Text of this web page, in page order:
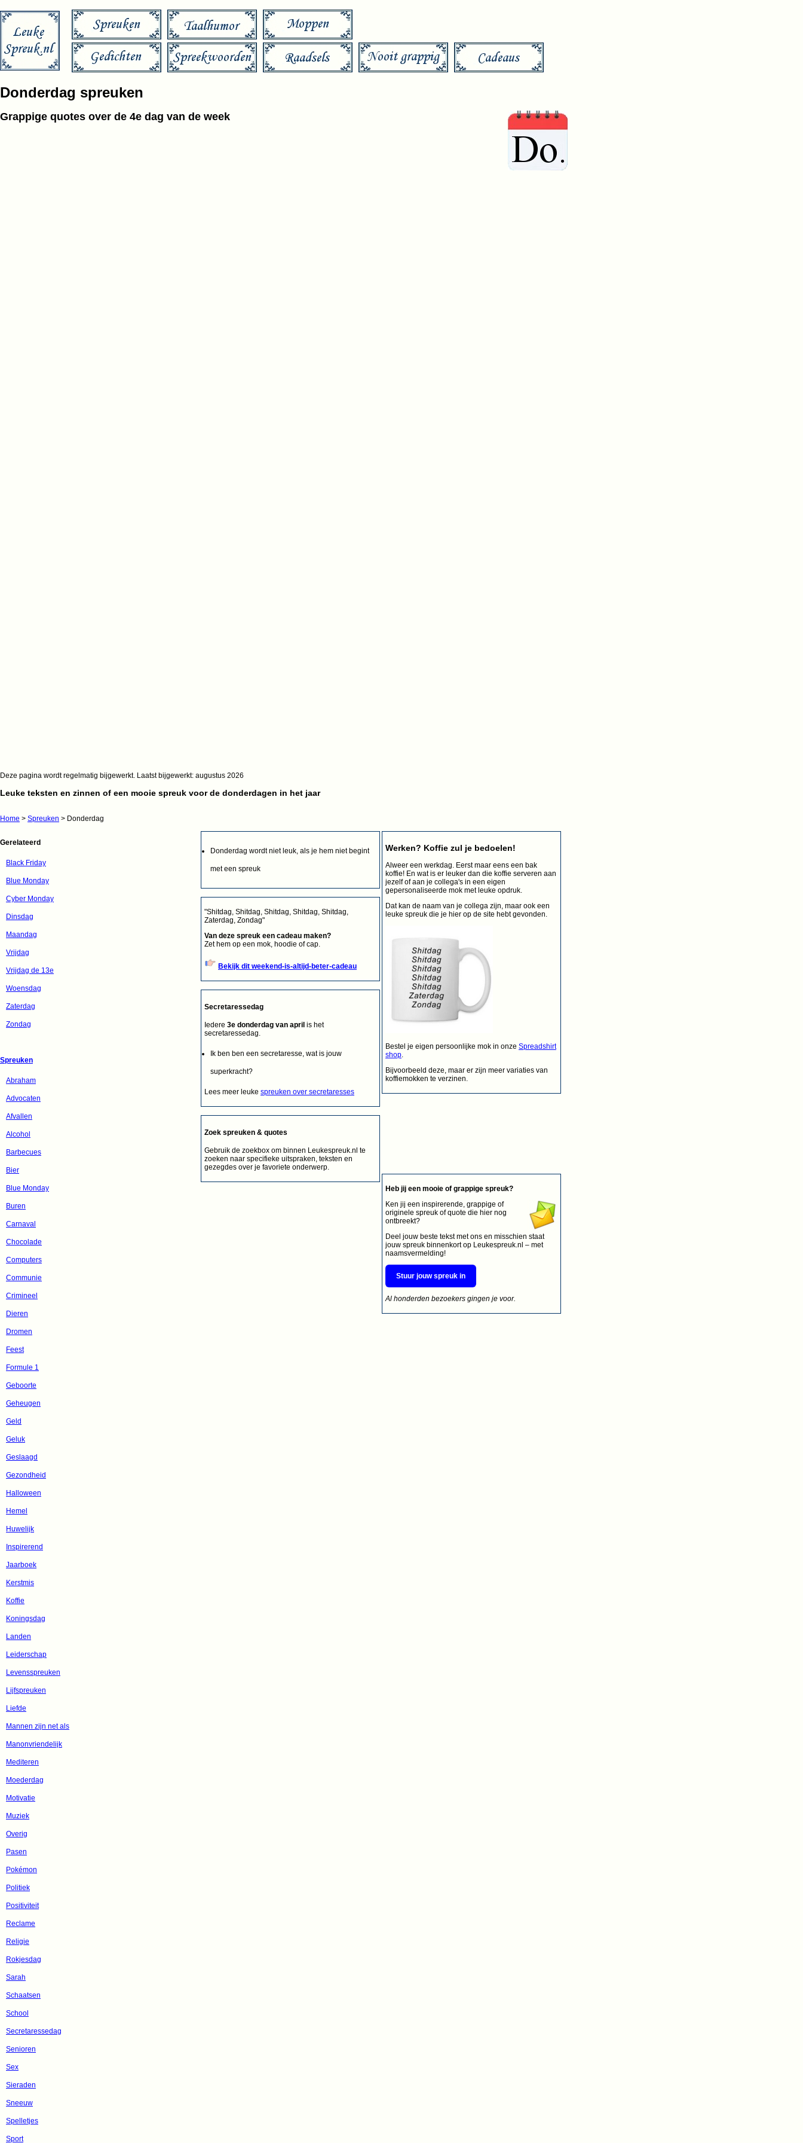
Donderdag spreuken
Grappige quotes over de 4e dag van de week
Deze pagina wordt regelmatig bijgewerkt. Laatst bijgewerkt: augustus 2026
Leuke teksten en zinnen of een mooie spreuk voor de donderdagen in het jaar
Home > Spreuken > Donderdag
Gerelateerd
Black Friday
Blue Monday
Cyber Monday
Dinsdag
Maandag
Vrijdag
Vrijdag de 13e
Woensdag
Zaterdag
Zondag
Spreuken
Abraham
Advocaten
Afvallen
Alcohol
Barbecues
Bier
Blue Monday
Buren
Carnaval
Chocolade
Computers
Communie
Crimineel
Dieren
Dromen
Feest
Formule 1
Geboorte
Geheugen
Geld
Geluk
Geslaagd
Gezondheid
Halloween
Hemel
Huwelijk
Inspirerend
Jaarboek
Kerstmis
Koffie
Koningsdag
Landen
Leiderschap
Levensspreuken
Lijfspreuken
Liefde
Mannen zijn net als
Manonvriendelijk
Mediteren
Moederdag
Motivatie
Muziek
Overig
Pasen
Pokémon
Politiek
Positiviteit
Reclame
Religie
Rokjesdag
Sarah
Schaatsen
School
Secretaressedag
Senioren
Sex
Sieraden
Sneeuw
Spelletjes
Sport
Donderdag wordt niet leuk, als je hem niet begint
met een spreuk
"Shitdag, Shitdag, Shitdag, Shitdag, Shitdag,
Zaterdag, Zondag"
Van deze spreuk een cadeau maken?
Zet hem op een mok, hoodie of cap.
Bekijk dit weekend-is-altijd-beter-cadeau
Secretaressedag
Iedere 3e donderdag van april is het
secretaressedag.
Ik ben ben een secretaresse, wat is jouw
superkracht?
Lees meer leuke spreuken over secretaresses
Zoek spreuken & quotes
Gebruik de zoekbox om binnen Leukespreuk.nl te
zoeken naar specifieke uitspraken, teksten en
gezegdes over je favoriete onderwerp.
Werken? Koffie zul je bedoelen!
Alweer een werkdag. Eerst maar eens een bak
koffie! En wat is er leuker dan die koffie serveren aan
jezelf of aan je collega's in een eigen
gepersonaliseerde mok met leuke opdruk.
Dat kan de naam van je collega zijn, maar ook een
leuke spreuk die je hier op de site hebt gevonden.
Bestel je eigen persoonlijke mok in onze Spreadshirt
shop.
Bijvoorbeeld deze, maar er zijn meer variaties van
koffiemokken te verzinen.
Heb jij een mooie of grappige spreuk?
Ken jij een inspirerende, grappige of
originele spreuk of quote die hier nog
ontbreekt?
Deel jouw beste tekst met ons en misschien staat
jouw spreuk binnenkort op Leukespreuk.nl – met
naamsvermelding!
Stuur jouw spreuk in
Al honderden bezoekers gingen je voor.